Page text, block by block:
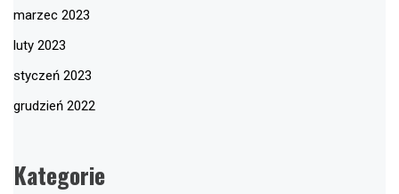
marzec 2023
luty 2023
styczeń 2023
grudzień 2022
Kategorie